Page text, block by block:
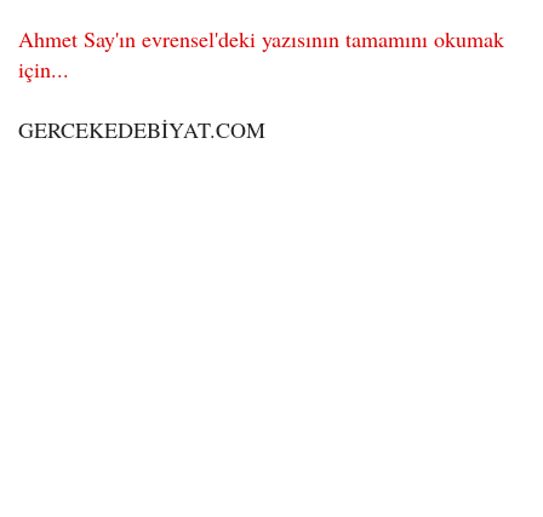
Ahmet Say'ın evrensel'deki yazısının tamamını okumak
için...
GERCEKEDEBİYAT.COM